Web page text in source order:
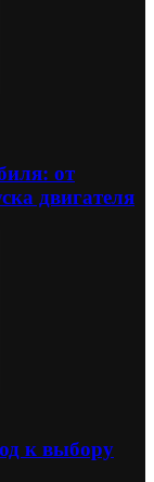
от
двигателя
к выбору